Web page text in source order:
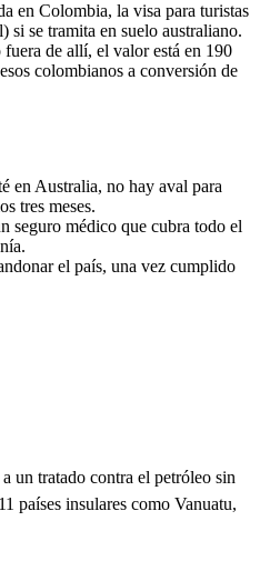
en Colombia, la visa para turistas
si se tramita en suelo australiano.
de allí, el valor está en 190
colombianos a conversión de
en Australia, no hay aval para
tres meses.
seguro médico que cubra todo el
el país, una vez cumplido
un tratado contra el petróleo sin
países insulares como Vanuatu,